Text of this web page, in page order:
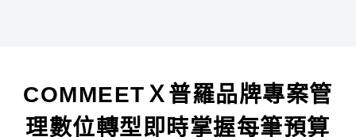
COMMEETＸ普羅品牌專案管
理數位轉型即時掌握每筆預算